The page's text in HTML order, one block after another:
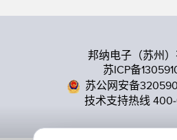
邦纳电子（苏州
苏ICP备
苏公网安备
技术支持热线